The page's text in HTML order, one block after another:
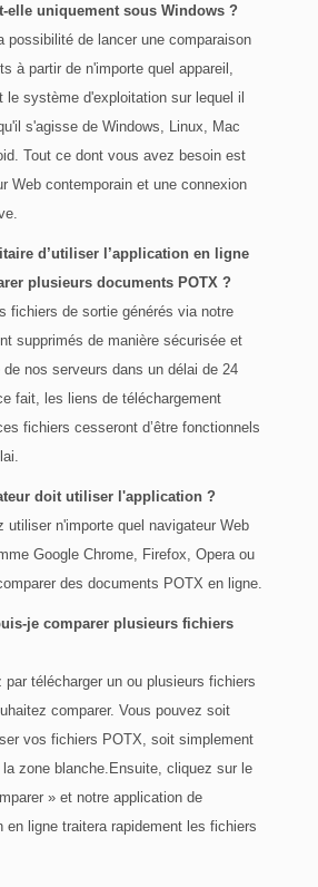
elle uniquement sous Windows ?
possibilité de lancer une comparaison
à partir de n'importe quel appareil,
le système d'exploitation sur lequel il
s'agisse de Windows, Linux, Mac
Tout ce dont vous avez besoin est
Web contemporain et une connexion
d’utiliser l’application en ligne
plusieurs documents POTX ?
fichiers de sortie générés via notre
supprimés de manière sécurisée et
de nos serveurs dans un délai de 24
fait, les liens de téléchargement
fichiers cesseront d’être fonctionnels
doit utiliser l'application ?
utiliser n'importe quel navigateur Web
Google Chrome, Firefox, Opera ou
des documents POTX en ligne.
je comparer plusieurs fichiers
par télécharger un ou plusieurs fichiers
comparer. Vous pouvez soit
vos fichiers POTX, soit simplement
zone blanche.Ensuite, cliquez sur le
» et notre application de
en ligne traitera rapidement les fichiers